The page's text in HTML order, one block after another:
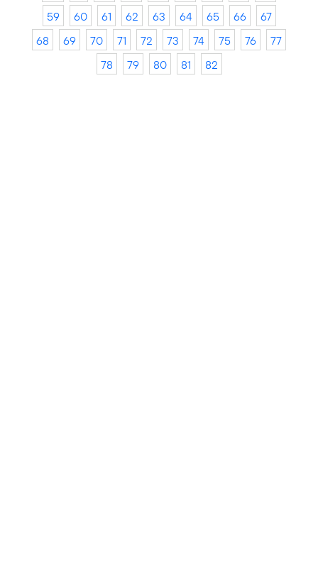
59
60 61 62 63 64 65 66
67
68
69 70 71 72 73 74 75 76
77
78
79 80 81 82